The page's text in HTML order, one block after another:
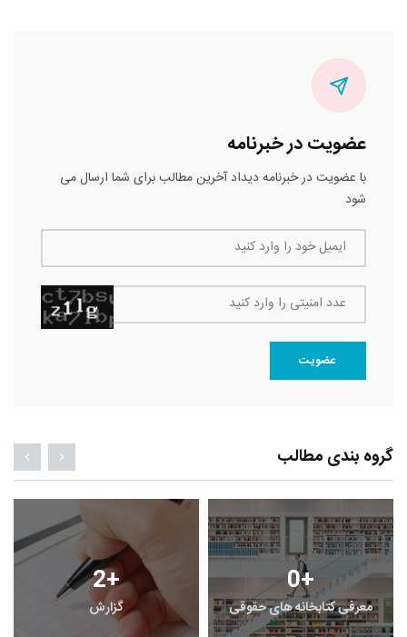
عضویت در خبرنامه
با عضویت در خبرنامه دیداد آخرین مطالب برای شما ارسال می
شود
ایمیل خود را وارد کنید
عدد امنیتی را وارد کنید
عضویت
گروه بندی مطالب
2+
گزارش
0+
معرفی کتابخانه های حقوقی